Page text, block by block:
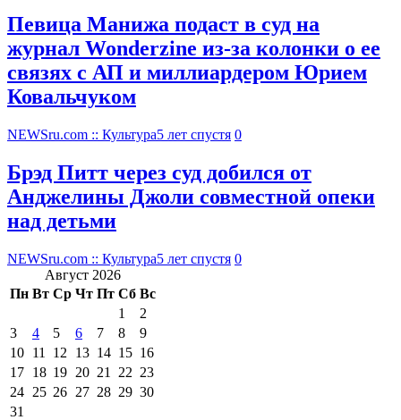
Певица Манижа подаст в суд на
журнал Wonderzine из-за колонки о ее
связях с АП и миллиардером Юрием
Ковальчуком
NEWSru.com :: Культура5 лет спустя 0
Брэд Питт через суд добился от
Анджелины Джоли совместной опеки
над детьми
NEWSru.com :: Культура5 лет спустя 0
Август 2026
Пн Вт Ср Чт Пт Сб Вс
1
2
3
4 5 6 7 8
9
10 11 12 13 14 15 16
17 18 19 20 21 22 23
24 25 26 27 28 29 30
31